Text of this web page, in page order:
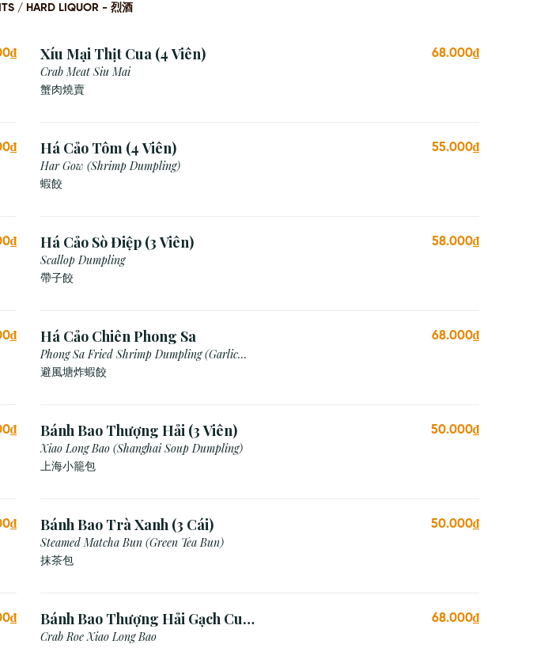
/ HARD LIQUOR - 烈酒
Xíu Mại Thịt Cua (4 Viên)
Crab Meat Siu Mai
蟹肉燒賣
68.000₫
Há Cảo Tôm (4 Viên)
Har Gow (Shrimp Dumpling)
蝦餃
55.000₫
Há Cảo Sò Điệp (3 Viên)
Scallop Dumpling
帶子餃
58.000₫
Há Cảo Chiên Phong Sa
Phong Sa Fried Shrimp Dumpling (Garlic
Breadcrumb)
避風塘炸蝦餃
68.000₫
Bánh Bao Thượng Hải (3 Viên)
Xiao Long Bao (Shanghai Soup Dumpling)
上海小籠包
50.000₫
Bánh Bao Trà Xanh (3 Cái)
Steamed Matcha Bun (Green Tea Bun)
抹茶包
50.000₫
Bánh Bao Thượng Hải Gạch Cua
(3 Viên)
Crab Roe Xiao Long Bao
68.000₫